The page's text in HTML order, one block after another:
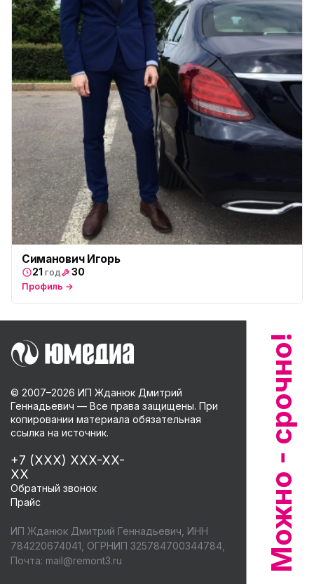
Симанович Игорь
21 год 30
Профиль →
© 2007–2026 ИП Жданюк Дмитрий
Геннадьевич — Все права защищены. При
копировании материала обязательная
ссылка на источник.
+7 (XXX) XXX-XX-
XX
Обратный звонок
Прайс
ИП Жданюк Дмитрий Геннадьевич, ИНН
784220674041, ОГРНИП 325784700344784,
Почта: mail@remont3.ru